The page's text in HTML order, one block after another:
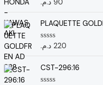
o
e
s
r
90 د.م.
PLAQUETTE
N
o
e
s
220 د.م.
CST-296:16